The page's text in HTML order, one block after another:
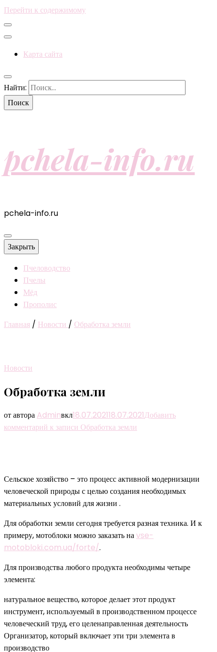
Перейти к содержимому
Карта сайта
Найти:
pchela-info.ru
pchela-info.ru
Закрыть
Пчеловодство
Пчелы
Мёд
Прополис
Главная / Новости / Обработка земли
Новости
Обработка земли
от автора Adminвкл18.07.202118.07.2021Добавить
комментарий к записи Обработка земли
Сельское хозяйство – это процесс активной модернизации
человеческой природы с целью создания необходимых
материальных условий для жизни .
Для обработки земли сегодня требуется разная техника. И к
примеру, мотоблоки можно заказать наvse-
motobloki.com.ua/forte/.
Для производства любого продукта необходимы четыре
элемента:
натуральное вещество, которое делает этот продукт
инструмент, используемый в производственном процессе
человеческий труд, его целенаправленная деятельность
Организатор, который включает эти три элемента в
производство